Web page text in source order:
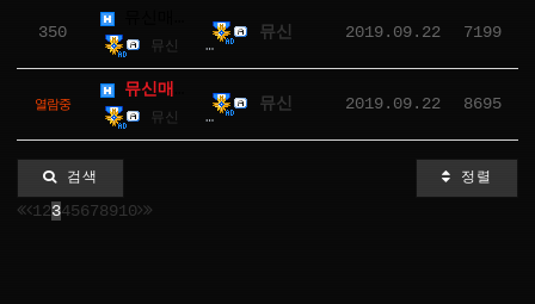
350
뮤신 7199
뮤신 2019.09.22 7199
열람중
뮤신매크로(리니지M) 4.0.1.1 패치
뮤신 8695
뮤신 2019.09.22 8695
정렬
검색
12345678910